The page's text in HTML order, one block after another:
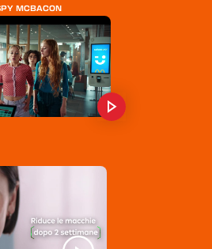
MCBACON